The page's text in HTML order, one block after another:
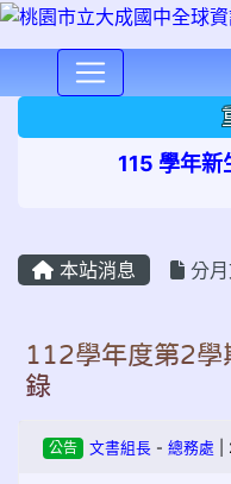
115 學年新
本站消息 分
112學年度第2學
錄
公告 文書組長- 總務處 |